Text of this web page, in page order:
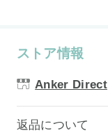
ストア情報
Anker Direct
返品について